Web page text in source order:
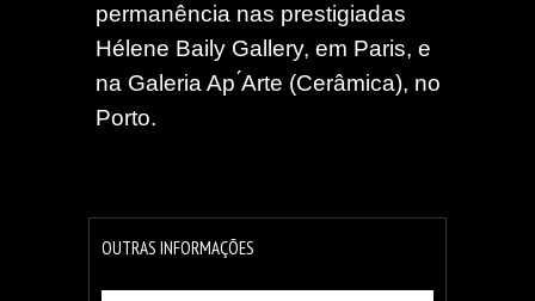
permanência nas prestigiadas
Hélene Baily Gallery, em Paris, e
na Galeria Ap ́Arte (Cerâmica), no
Porto.
OUTRAS INFORMAÇÕES